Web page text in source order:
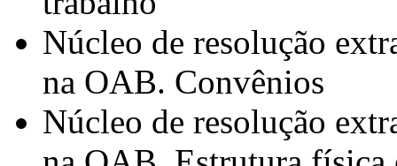
Núcleo de resolução
na OAB. Convênios
Núcleo de resolução